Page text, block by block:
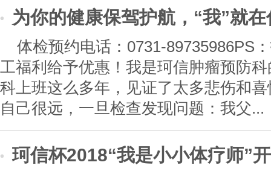
为你的健康保驾护航，“我”就
体检预约电话：0731-89735986PS
工福利给予优惠！我是珂信肿瘤预防
科上班这么多年，见证了太多悲伤和
自己很远，一旦检查发现问题：我父...
珂信杯2018“我是小小体疗师”